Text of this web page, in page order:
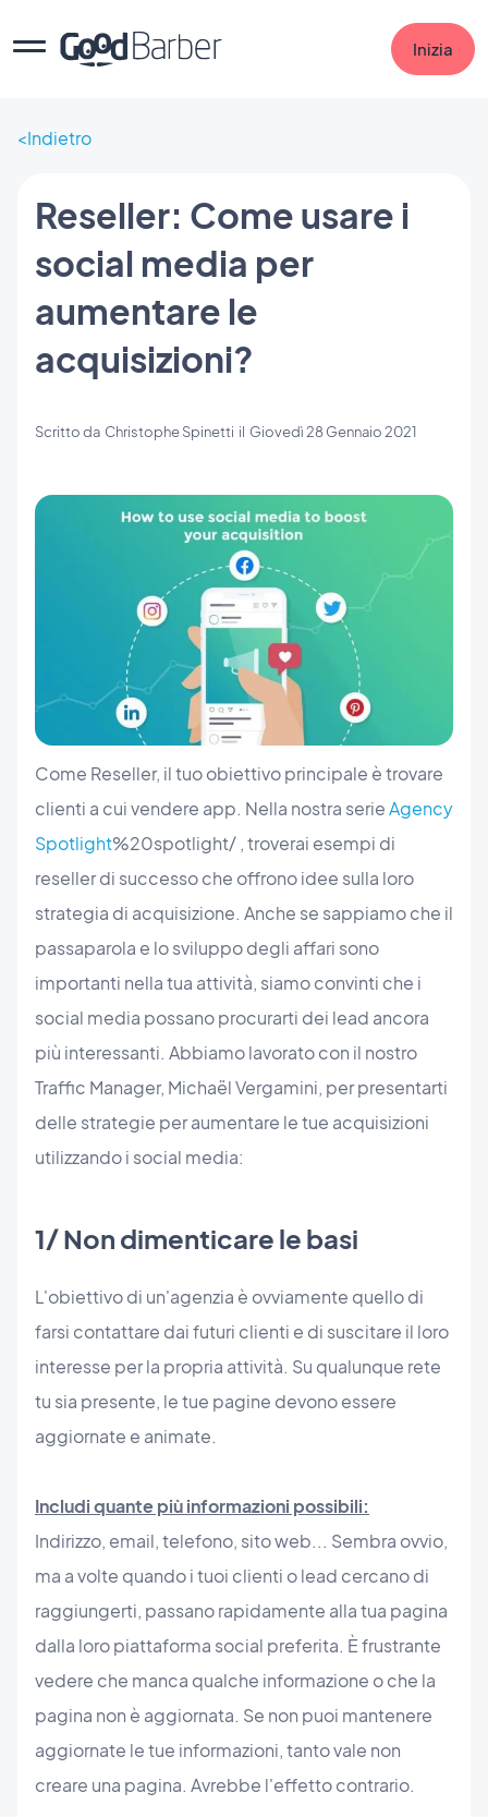
Inizia
Indietro
Reseller: Come usare i
social media per
aumentare le
acquisizioni?
Scritto da Christophe Spinetti il Giovedì 28 Gennaio 2021
Come Reseller, il tuo obiettivo principale è trovare
clienti a cui vendere app. Nella nostra serieAgency
Spotlight%20spotlight/ , troverai esempi di
reseller di successo che offrono idee sulla loro
strategia di acquisizione. Anche se sappiamo che il
passaparola e lo sviluppo degli affari sono
importanti nella tua attività, siamo convinti che i
social media possano procurarti dei lead ancora
più interessanti. Abbiamo lavorato con il nostro
Traffic Manager, Michaël Vergamini, per presentarti
delle strategie per aumentare le tue acquisizioni
utilizzando i social media:
1/ Non dimenticare le basi
L'obiettivo di un'agenzia è ovviamente quello di
farsi contattare dai futuri clienti e di suscitare il loro
interesse per la propria attività. Su qualunque rete
tu sia presente, le tue pagine devono essere
aggiornate e animate.
Includi quante più informazioni possibili:
Indirizzo, email, telefono, sito web... Sembra ovvio,
ma a volte quando i tuoi clienti o lead cercano di
raggiungerti, passano rapidamente alla tua pagina
dalla loro piattaforma social preferita. È frustrante
vedere che manca qualche informazione o che la
pagina non è aggiornata. Se non puoi mantenere
aggiornate le tue informazioni, tanto vale non
creare una pagina. Avrebbe l'effetto contrario.